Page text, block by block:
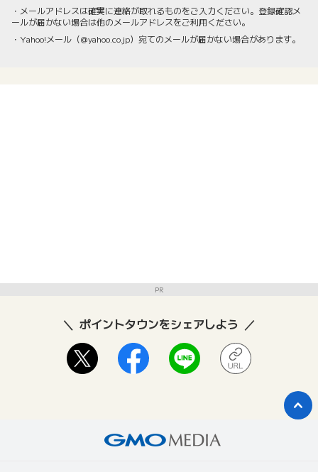
・メールアドレスは確実に連絡が取れるものをご入力ください。登録確認メ
ールが届かない場合は他のメールアドレスをご利用ください。
・Yahoo!メール（@yahoo.co.jp）宛てのメールが届かない場合があります。
PR
ポイントタウンをシェアしよう